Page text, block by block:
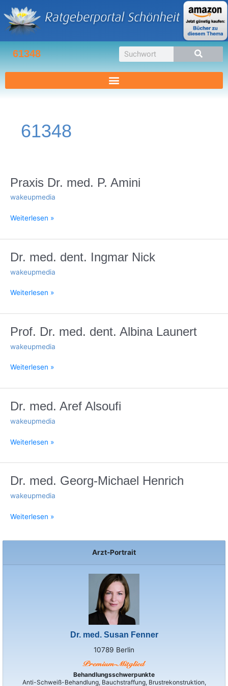
Inhalt
springen
61348 Suche
Arzt-Portrait
Dr. med. Susan Fenner
10789 Berlin
Behandlungsschwerpunkte
Anti-Schweiß-Behandlung, Bauchstraffung, Brustrekonstruktion,
61348
Praxis Dr. med. P. Amini
wakeupmedia
Praxis
med.
Amini
Weiterlesen »
Dr. med. dent. Ingmar Nick
wakeupmedia
Dr.
dent.
Nick
Weiterlesen »
Prof. Dr. med. dent. Albina Launert
wakeupmedia
Prof.
med.
Albina
Weiterlesen »
Dr. med. Aref Alsoufi
wakeupmedia
Dr.
Aref
Weiterlesen »
Dr. med. Georg-Michael Henrich
wakeupmedia
Dr.
Georg-
Henrich
Weiterlesen »